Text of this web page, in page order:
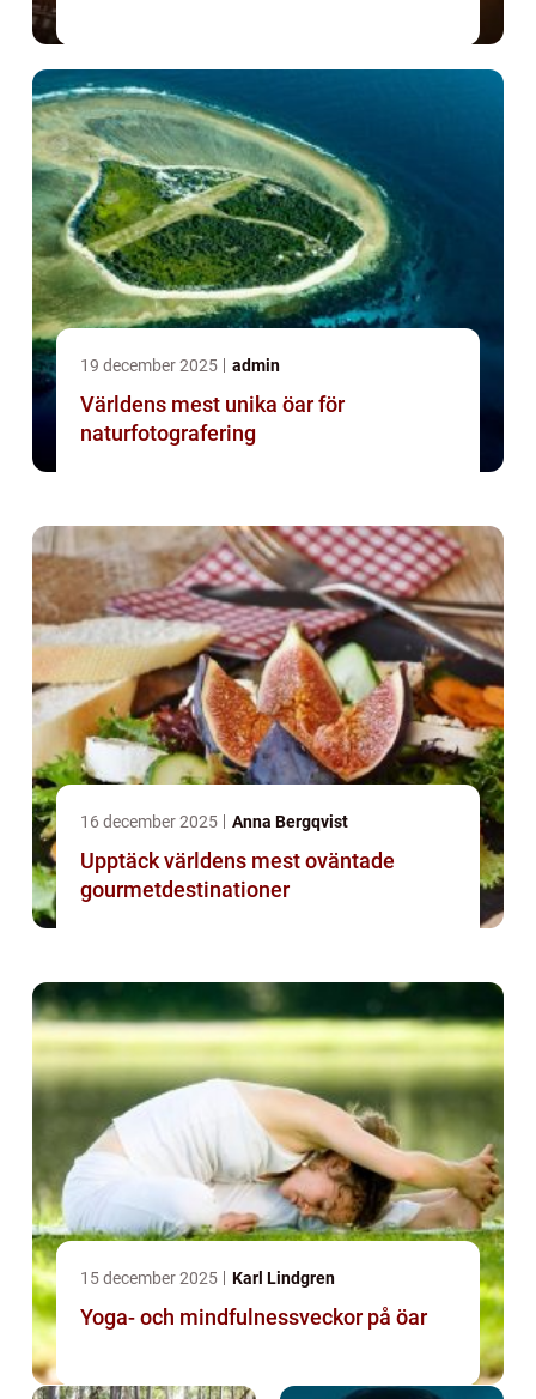
19 december 2025 admin
Världens mest unika öar för
naturfotografering
16 december 2025 Anna Bergqvist
Upptäck världens mest oväntade
gourmetdestinationer
15 december 2025 Karl Lindgren
Yoga- och mindfulnessveckor på öar